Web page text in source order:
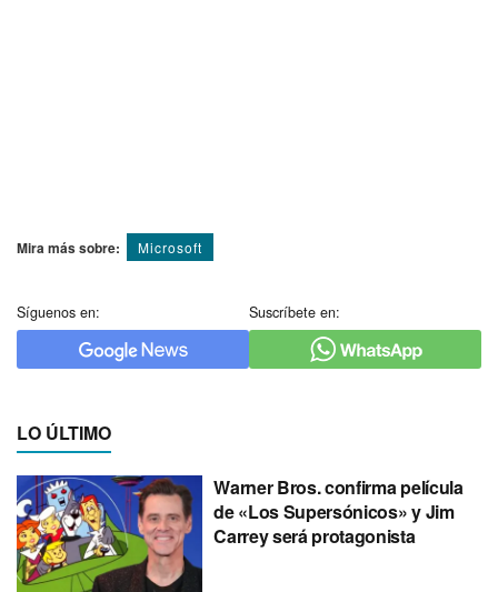
Mira más sobre: Microsoft
Síguenos en: Suscríbete en:
LO ÚLTIMO
Warner Bros. confirma película
de «Los Supersónicos» y Jim
Carrey será protagonista